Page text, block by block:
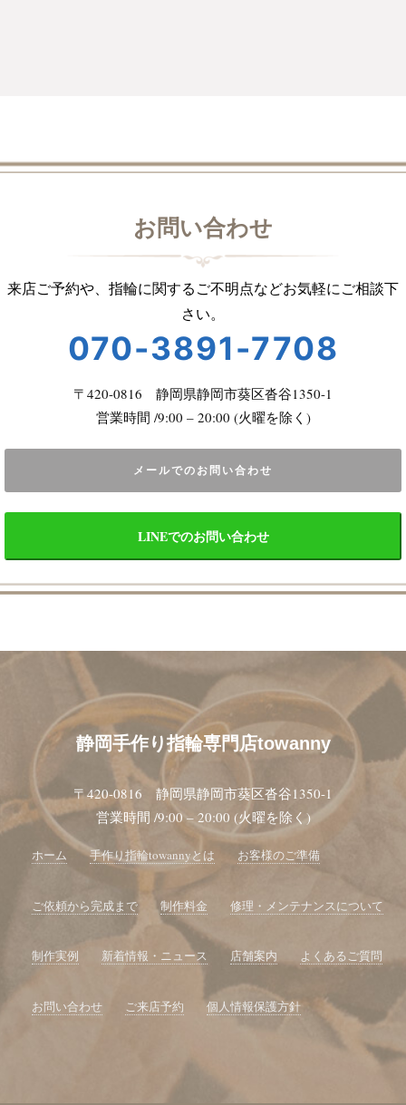
お問い合わせ
来店ご予約や、指輪に関するご不明点などお気軽にご相談下
さい。
070-3891-7708
〒420-0816 静岡県静岡市葵区沓谷1350-1
営業時間 /9:00 – 20:00 (火曜を除く)
メールでのお問い合わせ
LINEでのお問い合わせ
静岡手作り指輪専門店towanny
〒420-0816 静岡県静岡市葵区沓谷1350-1
営業時間 /9:00 – 20:00 (火曜を除く)
ホーム 手作り指輪towannyとは お客様のご準備
ご依頼から完成まで 制作料金 修理・メンテナンスについて
制作実例 新着情報・ニュース 店舗案内 よくあるご質問
お問い合わせ ご来店予約 個人情報保護方針